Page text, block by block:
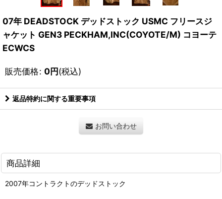
07年 DEADSTOCK デッドストック USMC フリースジ
ャケット GEN3 PECKHAM,INC(COYOTE/M) コヨーテ
ECWCS
販売価格: 0円(税込)
返品特約に関する重要事項
お問い合わせ
商品詳細
2007年コントラクトのデッドストック